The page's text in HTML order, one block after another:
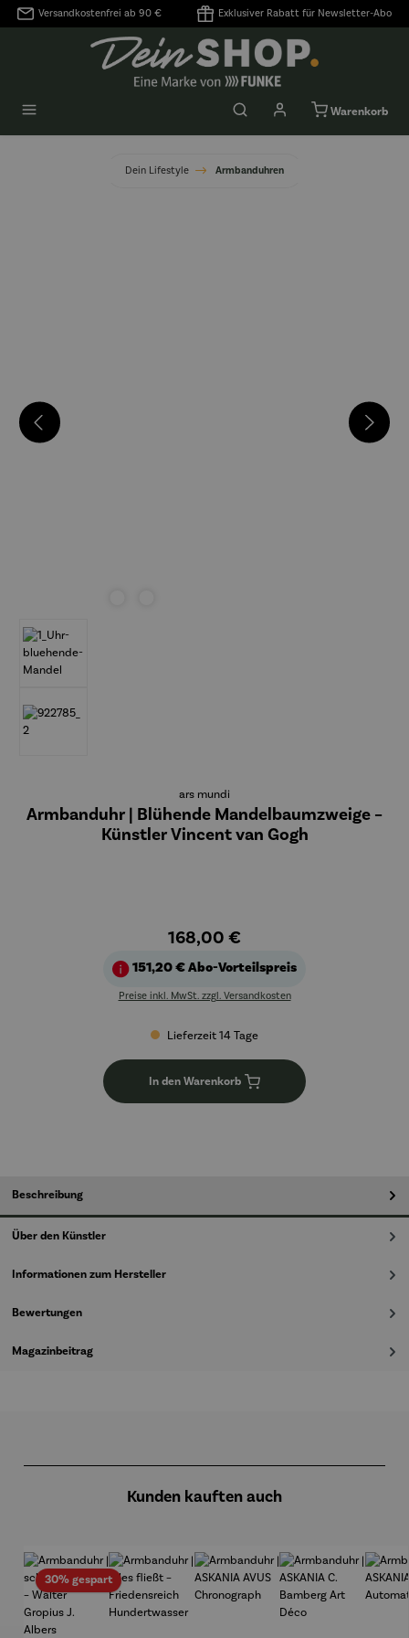
springen
Versandkostenfrei ab 90 € Exklusiver Rabatt für Newsletter-Abo
Warenkorb
Dein Lifestyle Armbanduhren
ars mundi
Armbanduhr | Blühende Mandelbaumzweige –
Künstler Vincent van Gogh
168,00 €
151,20 €Abo-Vorteilspreis
Preise inkl. MwSt. zzgl. Versandkosten
Lieferzeit 14 Tage
In den Warenkorb
Beschreibung
Über den Künstler
Informationen zum Hersteller
Bewertungen
Magazinbeitrag
Kunden kauften auch
30% gespartRabatt